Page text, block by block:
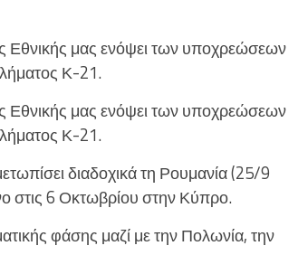
Εθνικής μας ενόψει των υποχρεώσεων
Κ-21.
Εθνικής μας ενόψει των υποχρεώσεων
Κ-21.
διαδοχικά τη Ρουμανία (25/9
στις 6 Οκτωβρίου στην Κύπρο.
φάσης μαζί με την Πολωνία, την